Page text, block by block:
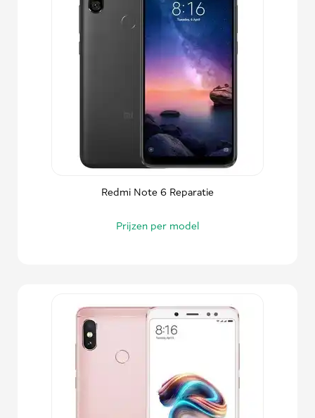
Redmi Note 6 Reparatie
Prijzen per model